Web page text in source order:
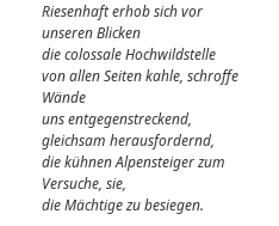
Riesenhaft erhob sich vor
unseren Blicken
die colossale Hochwildstelle
von allen Seiten kahle, schroffe
Wände
uns entgegenstreckend,
gleichsam herausfordernd,
die kühnen Alpensteiger zum
Versuche, sie,
die Mächtige zu besiegen.